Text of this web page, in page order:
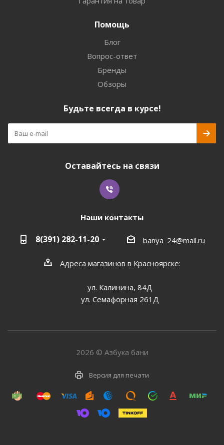
Помощь
Блог
Вопрос-ответ
Бренды
Обзоры
Будьте всегда в курсе!
Оставайтесь на связи
Наши контакты
8(391) 282-11-20 banya_24@mail.ru
Адреса магазинов в Красноярске:
ул. Калинина, 84Д
ул. Семафорная 261Д
2026 © Азбука бани
Версия для печати